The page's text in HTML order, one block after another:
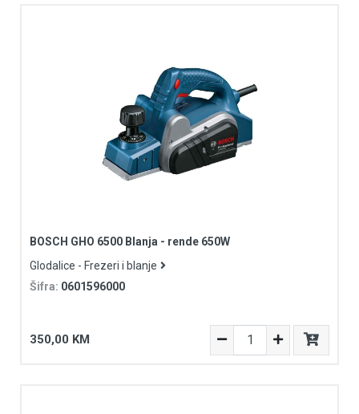
BOSCH GHO 6500 Blanja - rende 650W
Glodalice - Frezeri i blanje
Šifra: 0601596000
350,00 KM